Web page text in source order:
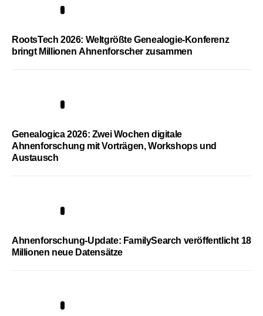
RootsTech 2026: Weltgrößte Genealogie-Konferenz
bringt Millionen Ahnenforscher zusammen
Genealogica 2026: Zwei Wochen digitale
Ahnenforschung mit Vorträgen, Workshops und
Austausch
Ahnenforschung-Update: FamilySearch veröffentlicht 18
Millionen neue Datensätze